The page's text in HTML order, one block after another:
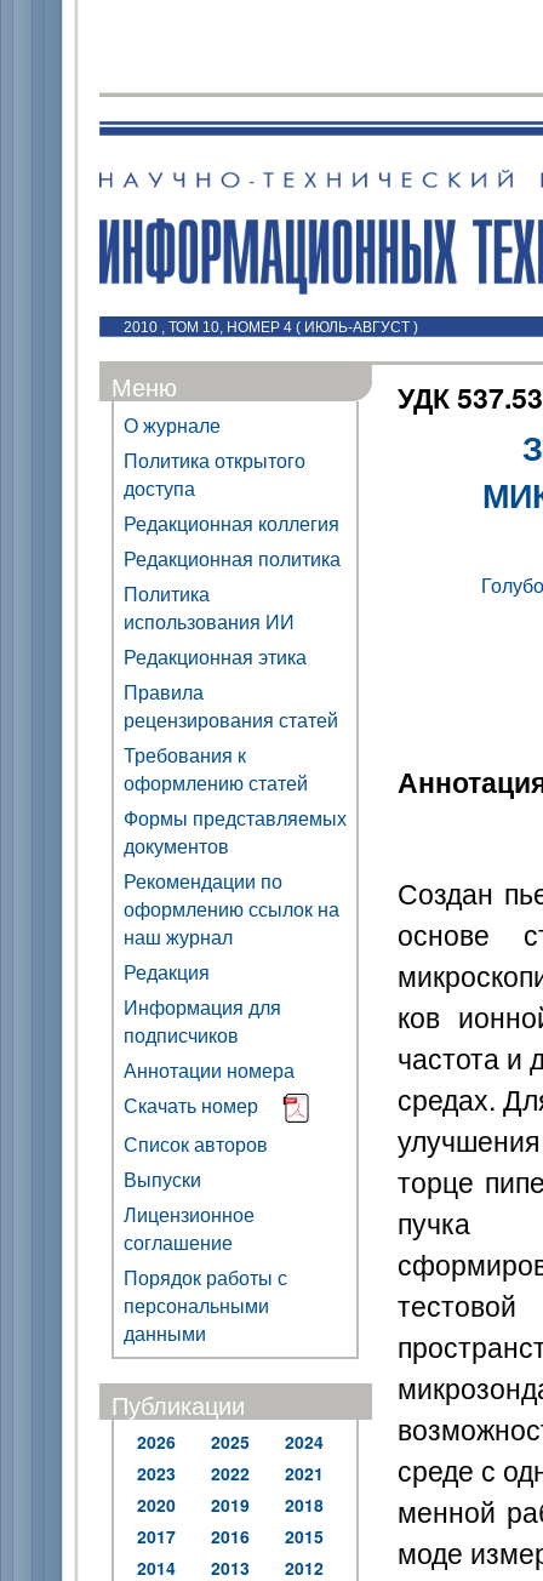
2010 , ТОМ 10, НОМЕР 4 ( ИЮЛЬ-АВГУСТ )
Меню
О журнале
Политика открытого
доступа
Редакционная коллегия
Редакционная политика
Политика
использования ИИ
Редакционная этика
Правила
рецензирования статей
Требования к
оформлению статей
Формы представляемых
документов
Рекомендации по
оформлению ссылок на
наш журнал
Редакция
Информация для
подписчиков
Аннотации номера
Скачать номер
Список авторов
Выпуски
Лицензионное
соглашение
Порядок работы с
персональными
данными
Публикации
2026 2025
2024
2023
2022
2021
2020
2019
2018
2017
2016
2015
2014
2013
2012
УДК
Создан
основе
ков
частота и
средах.
торце
пучка
среде с
менной
моде